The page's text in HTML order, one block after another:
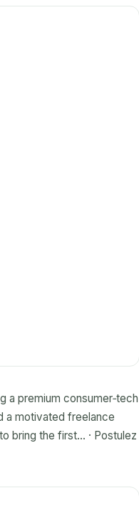
a premium consumer‑tech
a motivated freelance
bring the first... · Postulez